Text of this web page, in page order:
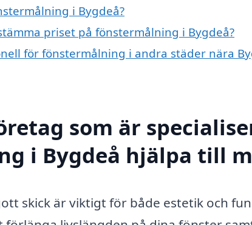
i Bygdeå?
priset på fönstermålning i Bygdeå?
för fönstermålning i andra städer nära
som är
i Bygdeå hjälpa till
skick är viktigt för både estetik och